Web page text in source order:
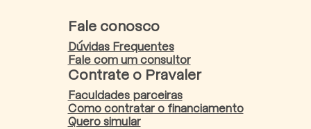
Fale conosco
Dúvidas Frequentes
Fale com um consultor
Contrate o Pravaler
Faculdades parceiras
Como contratar o financiamento
Quero simular